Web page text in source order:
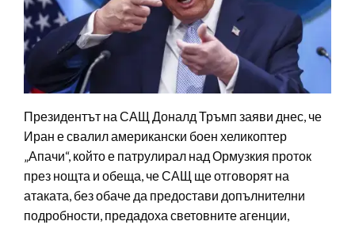
Президентът на САЩ Доналд Тръмп заяви днес, че
Иран е свалил американски боен хеликоптер
„Апачи“, който е патрулирал над Ормузкия проток
през нощта и обеща, че САЩ ще отговорят на
атаката, без обаче да предостави допълнителни
подробности, предадоха световните агенции,